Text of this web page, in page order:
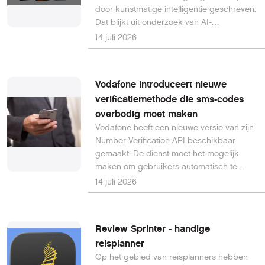
door kunstmatige intelligentie geschreven.
Dat blijkt uit onderzoek van AI-
detectiebedrijf Pangram, dat ruim een
miljoen berichten op verschillende sociale
aandeel AI-gegenereerde berichten.
14 juli 2026
Vodafone introduceert nieuwe
verificatiemethode die sms-codes
overbodig moet maken
Vodafone heeft een nieuwe versie van zijn
Number Verification API beschikbaar
gemaakt. De dienst moet het mogelijk
maken om gebruikers automatisch te
verifiëren via het mobiele netwerk, zonder
dat daarvoor nog sms-codes of
14 juli 2026
Review Sprinter - handige
reisplanner
Op het gebied van reisplanners hebben